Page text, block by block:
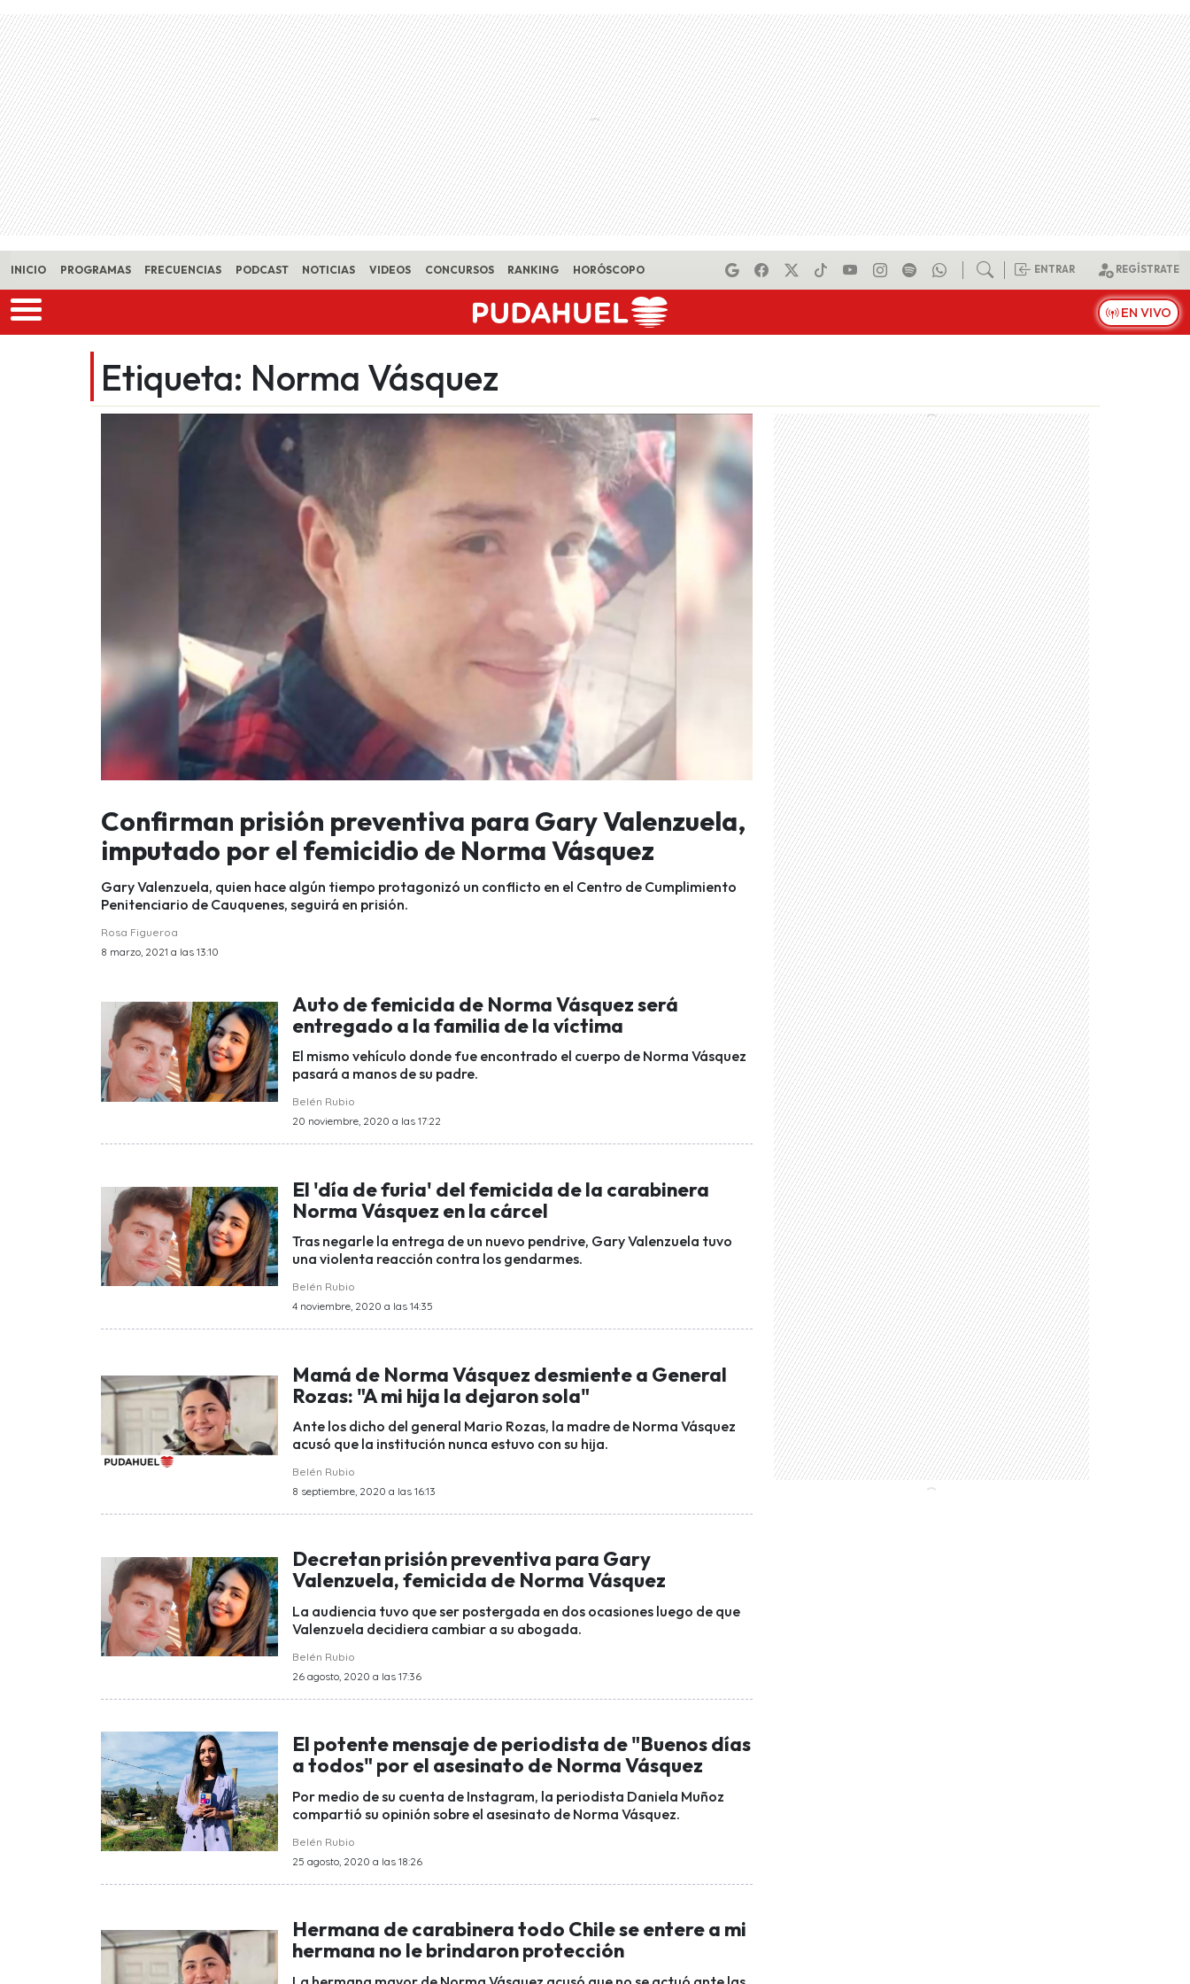
Skip to main content
INICIO PROGRAMAS FRECUENCIAS PODCAST NOTICIAS VIDEOS CONCURSOS RANKING HORÓSCOPO ENTRAR REGÍSTRATE
EN VIVO
Etiqueta: Norma Vásquez
Confirman prisión preventiva para Gary Valenzuela,
imputado por el femicidio de Norma Vásquez
Gary Valenzuela, quien hace algún tiempo protagonizó un conflicto en el Centro de Cumplimiento
Penitenciario de Cauquenes, seguirá en prisión.
Rosa Figueroa
8 marzo, 2021 a las 13:10
Auto de femicida de Norma Vásquez será
entregado a la familia de la víctima
El mismo vehículo donde fue encontrado el cuerpo de Norma Vásquez
pasará a manos de su padre.
Belén Rubio
20 noviembre, 2020 a las 17:22
El 'día de furia' del femicida de la carabinera
Norma Vásquez en la cárcel
Tras negarle la entrega de un nuevo pendrive, Gary Valenzuela tuvo
una violenta reacción contra los gendarmes.
Belén Rubio
4 noviembre, 2020 a las 14:35
Mamá de Norma Vásquez desmiente a General
Rozas: "A mi hija la dejaron sola"
Ante los dicho del general Mario Rozas, la madre de Norma Vásquez
acusó que la institución nunca estuvo con su hija.
Belén Rubio
8 septiembre, 2020 a las 16:13
Decretan prisión preventiva para Gary
Valenzuela, femicida de Norma Vásquez
La audiencia tuvo que ser postergada en dos ocasiones luego de que
Valenzuela decidiera cambiar a su abogada.
Belén Rubio
26 agosto, 2020 a las 17:36
El potente mensaje de periodista de "Buenos días
a todos" por el asesinato de Norma Vásquez
Por medio de su cuenta de Instagram, la periodista Daniela Muñoz
compartió su opinión sobre el asesinato de Norma Vásquez.
Belén Rubio
25 agosto, 2020 a las 18:26
Hermana de carabinera todo Chile se entere a mi
hermana no le brindaron protección